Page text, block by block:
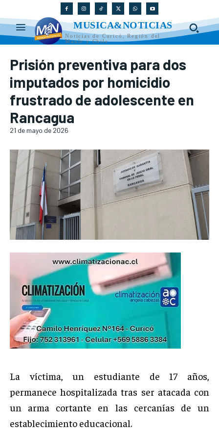
MUSICA&NOTICIAS
Noticias de Curicó, Región del
Maule y Chile
Prisión preventiva para dos
imputados por homicidio
frustrado de adolescente en
Rancagua
21 de mayo de 2026
La víctima, un estudiante de 17 años,
permanece hospitalizada tras ser atacada con
un arma cortante en las cercanías de un
establecimiento educacional.